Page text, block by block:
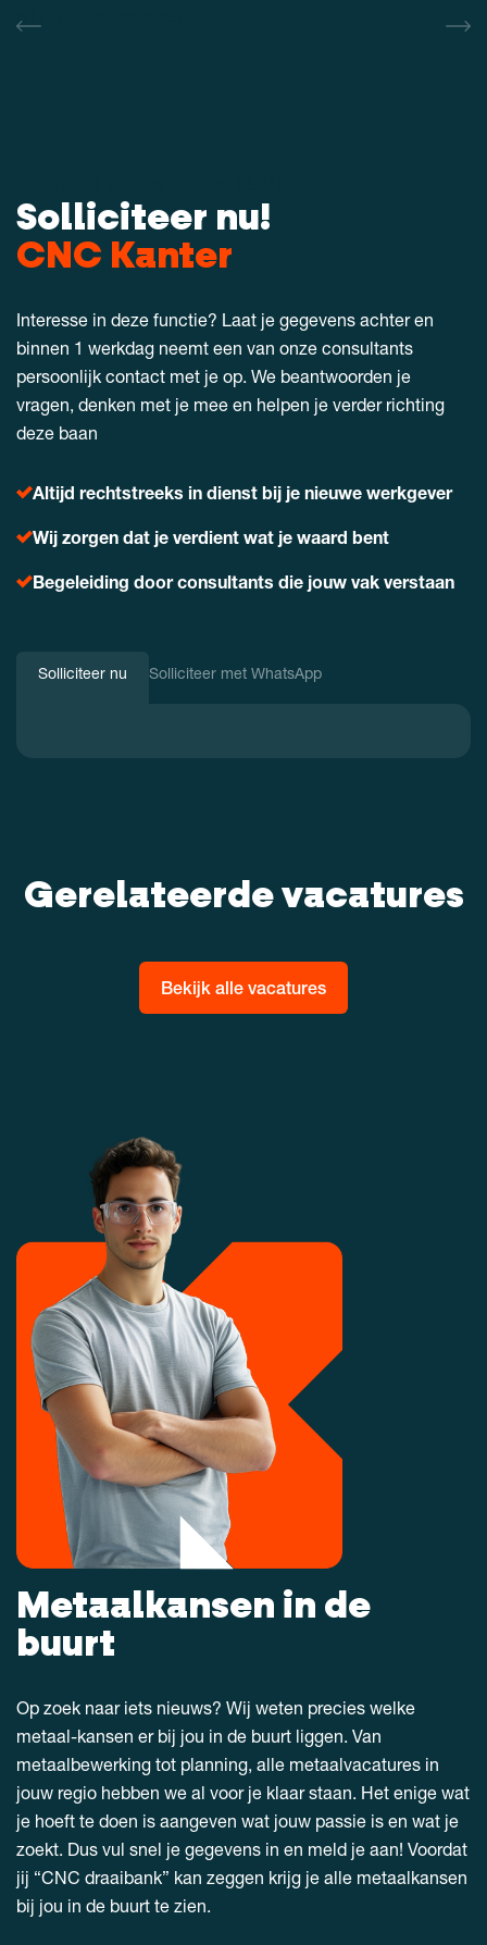
bij je nieuwe werkgever.
Solliciteer nu!
CNC Kanter
Interesse in deze functie? Laat je gegevens achter en
binnen 1 werkdag neemt een van onze consultants
persoonlijk contact met je op. We beantwoorden je
vragen, denken met je mee en helpen je verder richting
deze baan
Altijd rechtstreeks in dienst bij je nieuwe werkgever
Wij zorgen dat je verdient wat je waard bent
Begeleiding door consultants die jouw vak verstaan
Solliciteer nu Solliciteer met WhatsApp
Gerelateerde vacatures
Bekijk alle vacatures
Metaalkansen in de
buurt
Op zoek naar iets nieuws? Wij weten precies welke
metaal-kansen er bij jou in de buurt liggen. Van
metaalbewerking tot planning, alle metaalvacatures in
jouw regio hebben we al voor je klaar staan. Het enige wat
je hoeft te doen is aangeven wat jouw passie is en wat je
zoekt. Dus vul snel je gegevens in en meld je aan! Voordat
jij “CNC draaibank” kan zeggen krijg je alle metaalkansen
bij jou in de buurt te zien.